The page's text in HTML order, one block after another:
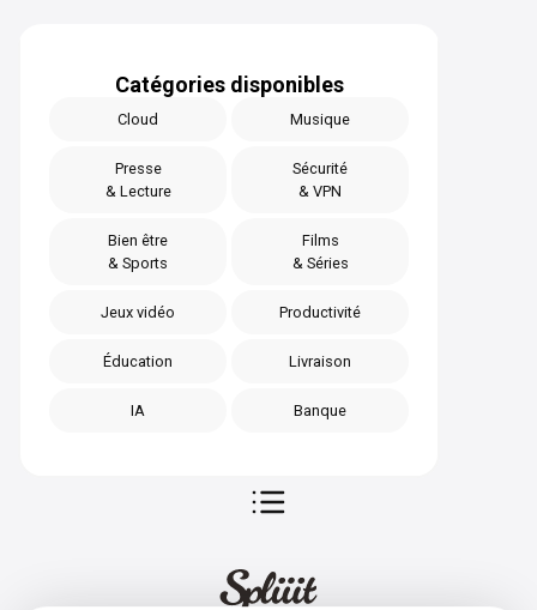
Catégories disponibles
Cloud Musique
Presse
& Lecture
Sécurité
& VPN
Bien être
& Sports
Films
& Séries
Jeux vidéo Productivité
Éducation Livraison
IA Banque